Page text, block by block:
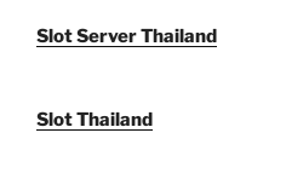
Slot Server Thailand
Slot Thailand